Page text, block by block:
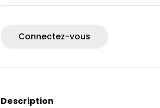
Connectez-vous
Description